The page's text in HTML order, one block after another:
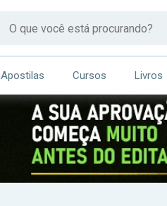
Apostilas Cursos Livros